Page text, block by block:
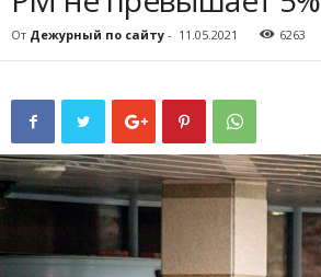
От Дежурный по сайту - 11.05.2021 6263